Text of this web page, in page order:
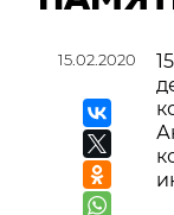
15.02.2020